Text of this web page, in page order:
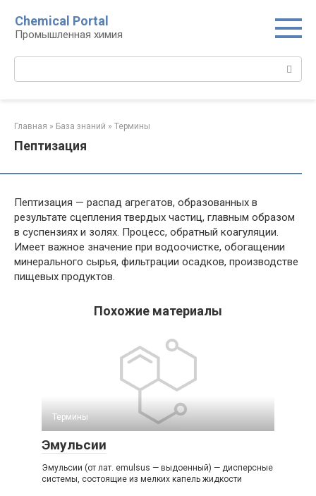
контенту
Chemical Portal
Промышленная химия
Главная » База знаний » Термины
Пептизация
Пептизация — распад агрегатов, образованных в
результате сцепления твердых частиц, главным образом
в суспензиях и золях. Процесс, обратный коагуляции.
Имеет важное значение при водоочистке, обогащении
минерального сырья, фильтрации осадков, производстве
пищевых продуктов.
Похожие материалы
Термины
Эмульсии
Эмульсии (от лат. emulsus — выдоенный) — дисперсные
системы, состоящие из мелких капель жидкости